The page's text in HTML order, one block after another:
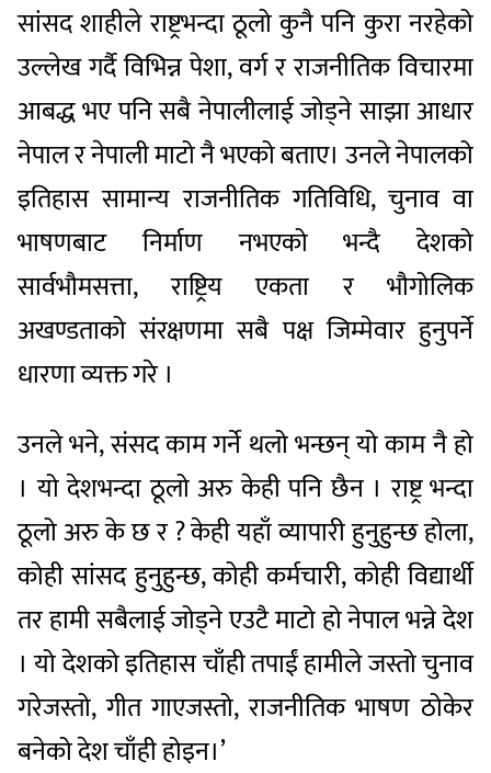
सांसद शाहीले राष्ट्रभन्दा ठूलो कुनै पनि कुरा नरहेको
उल्लेख गर्दै विभिन्न पेशा, वर्ग र राजनीतिक विचारमा
आबद्ध भए पनि सबै नेपालीलाई जोड्ने साझा आधार
नेपाल र नेपाली माटो नै भएको बताए। उनले नेपालको
इतिहास सामान्य राजनीतिक गतिविधि, चुनाव वा
भाषणबाट निर्माण नभएको भन्दै देशको
सार्वभौमसत्ता, राष्ट्रिय एकता र भौगोलिक
अखण्डताको संरक्षणमा सबै पक्ष जिम्मेवार हुनुपर्ने
धारणा व्यक्त गरे ।
उनले भने, संसद काम गर्ने थलो भन्छन् यो काम नै हो
। यो देशभन्दा ठूलो अरु केही पनि छैन । राष्ट्र भन्दा
ठूलो अरु के छ र ? केही यहाँ व्यापारी हुनुहुन्छ होला,
कोही सांसद हुनुहुन्छ, कोही कर्मचारी, कोही विद्यार्थी
तर हामी सबैलाई जोड्ने एउटै माटो हो नेपाल भन्ने देश
। यो देशको इतिहास चाँही तपाईं हामीले जस्तो चुनाव
गरेजस्तो, गीत गाएजस्तो, राजनीतिक भाषण ठोकेर
बनेको देश चाँही होइन।’